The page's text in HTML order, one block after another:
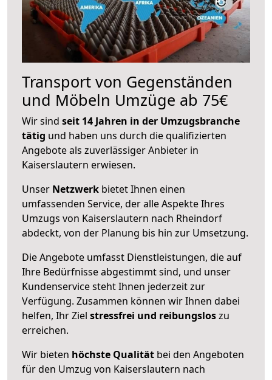
Transport von Gegenständen
und Möbeln Umzüge ab 75€
Wir sind seit 14 Jahren in der Umzugsbranche
tätig und haben uns durch die qualifizierten
Angebote als zuverlässiger Anbieter in
Kaiserslautern erwiesen.
Unser Netzwerk bietet Ihnen einen
umfassenden Service, der alle Aspekte Ihres
Umzugs von Kaiserslautern nach Rheindorf
abdeckt, von der Planung bis hin zur Umsetzung.
Die Angebote umfasst Dienstleistungen, die auf
Ihre Bedürfnisse abgestimmt sind, und unser
Kundenservice steht Ihnen jederzeit zur
Verfügung. Zusammen können wir Ihnen dabei
helfen, Ihr Ziel stressfrei und reibungsloszu
erreichen.
Wir bieten höchste Qualität bei den Angeboten
für den Umzug von Kaiserslautern nach